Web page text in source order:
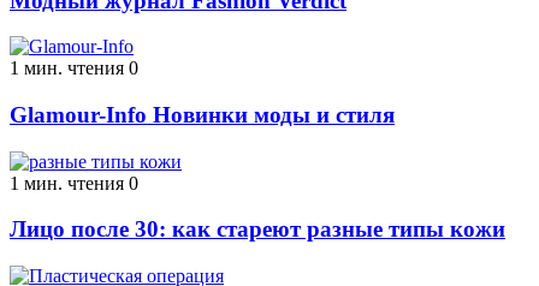
1 мин. чтения 0
Glamour-Info Новинки моды и стиля
1 мин. чтения 0
Лицо после 30: как стареют разные типы кожи